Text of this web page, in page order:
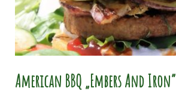
American BBQ „Embers And Iron“